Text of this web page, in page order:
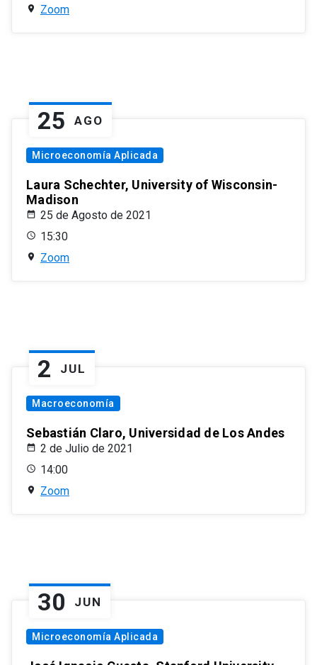
Zoom
25 AGO
Microeconomía Aplicada
Laura Schechter, University of Wisconsin-
Madison
25 de Agosto de 2021
15:30
Zoom
2 JUL
Macroeconomía
Sebastián Claro, Universidad de Los Andes
2 de Julio de 2021
14:00
Zoom
30 JUN
Microeconomía Aplicada